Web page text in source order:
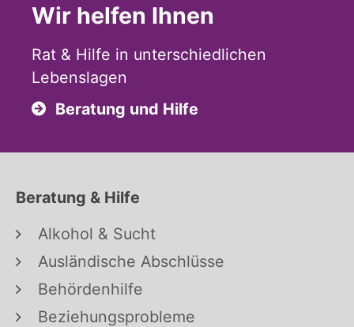
Wir helfen Ihnen
Rat & Hilfe in unterschiedlichen
Lebenslagen
Beratung und Hilfe
Beratung & Hilfe
Alkohol & Sucht
Ausländische Abschlüsse
Behördenhilfe
Beziehungsprobleme